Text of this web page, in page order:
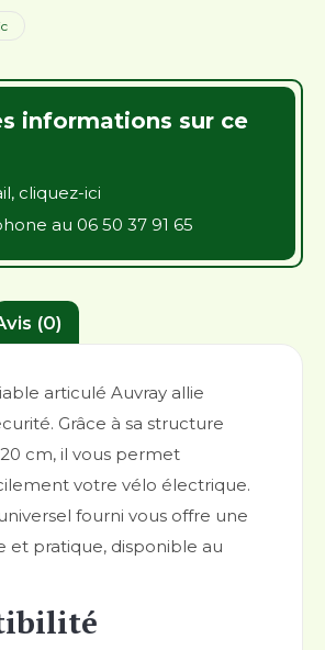
informations sur ce
cliquez-ici
au 06 50 37 91 65
(0)
articulé Auvray allie
Grâce à sa structure
cm, il vous permet
votre vélo électrique.
fourni vous offre une
et pratique, disponible au